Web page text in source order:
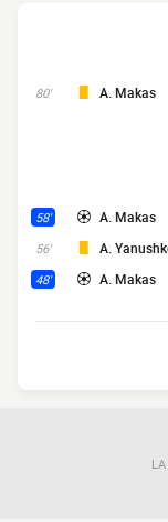
80' A. Makas
58' A. Makas
56' A.
48' A. Makas